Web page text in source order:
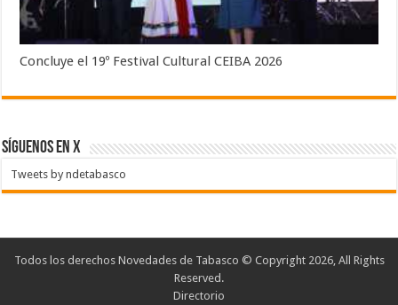
Concluye el 19º Festival Cultural CEIBA 2026
SÍGUENOS EN X
Tweets by ndetabasco
Todos los derechos Novedades de Tabasco © Copyright 2026, All Rights
Reserved.
Directorio